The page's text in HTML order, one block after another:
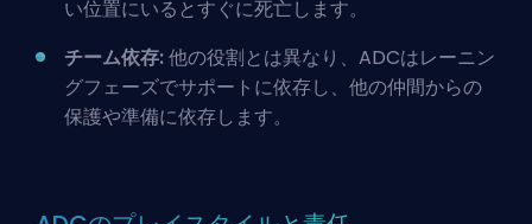
い位置にいるとすぐに死亡します。
チーム依存:他の役割とは異なり、ADCはレーニン
グフェーズでサポートに依存し、他の仲間からの
保護や準備に依存します。